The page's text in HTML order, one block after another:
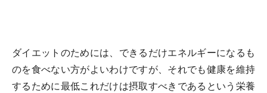
ダイエットのためには、できるだけエネルギーになるも
のを食べない方がよいわけですが、それでも健康を維持
するために最低これだけは摂取すべきであるという栄養